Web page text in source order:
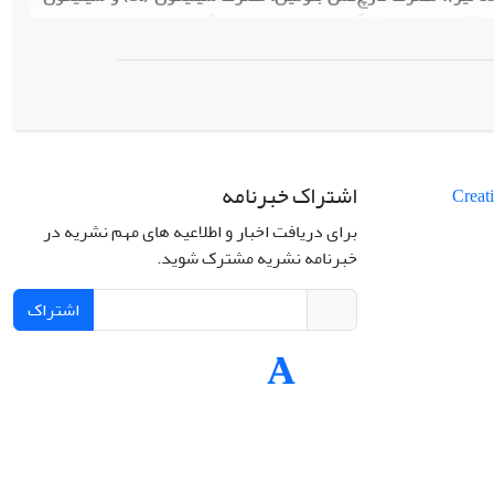
بنومیل و پتاسیم سیلیکات با کاهش آلودگی‌های قارچی در
در کاشت رقم زودرس ویلیامز، محلول‌پاشی پتاسیم سیلیکات و
اشتراک خبرنامه
برای دریافت اخبار و اطلاعیه های مهم نشریه در
خبرنامه نشریه مشترک شوید.
اشتراک